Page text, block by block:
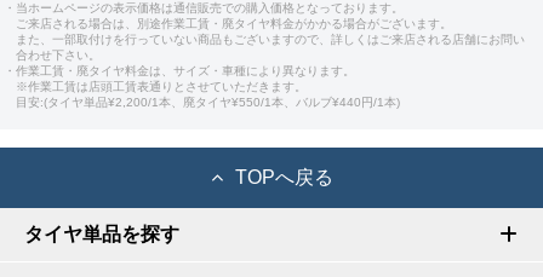
・当ホームページの表示価格は通信販売での購入価格となっております。
ご来店される場合は、別途作業工賃・廃タイヤ料金がかかる場合がございます。
また、一部取付けを行っていない商品もございますので、詳しくはご来店される店舗にお問い
合わせ下さい。
・作業工賃・廃タイヤ料金は、サイズ・車種により異なります。
※作業工賃は店頭工賃表通りとさせていただきます。
目安:(タイヤ単品¥2,200/1本、廃タイヤ¥550/1本、バルブ¥440円/1本)
TOPへ戻る
タイヤ単品を探す